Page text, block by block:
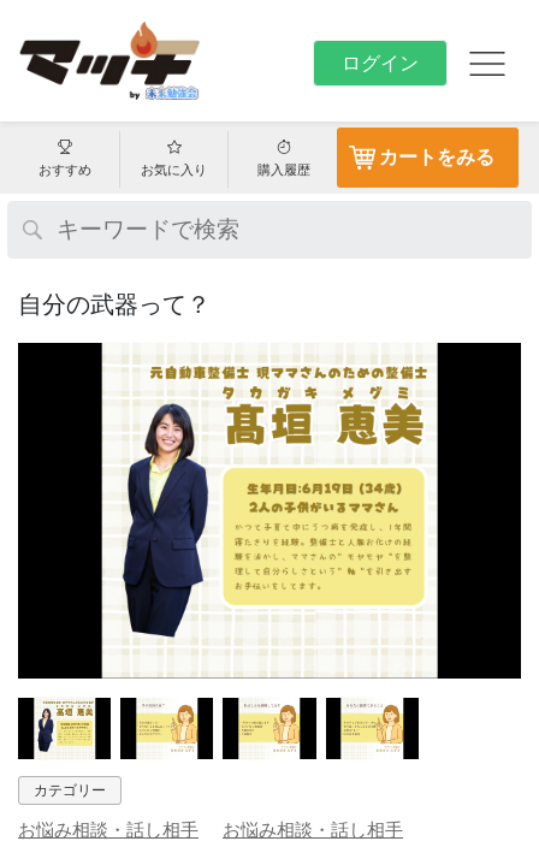
ログイン
おすすめ お気に入り 購入履歴
カートをみる
自分の武器って？
カテゴリー
お悩み相談・話し相手 お悩み相談・話し相手